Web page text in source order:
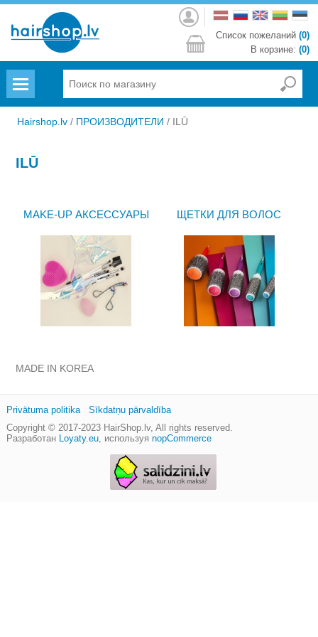
Войти
Список пожеланий (0)
В корзине: (0)
Hairshop.lv / ПРОИЗВОДИТЕЛИ / ILŪ
ILŪ
MAKE-UP АКСЕССУАРЫ ЩЕТКИ ДЛЯ ВОЛОС
MADE IN KOREA
Copyright © 2017-2023 HairShop.lv, All rights reserved.
Разработан Loyaty.eu, используя nopCommerce
Privātuma politika Sīkdatņu pārvaldība